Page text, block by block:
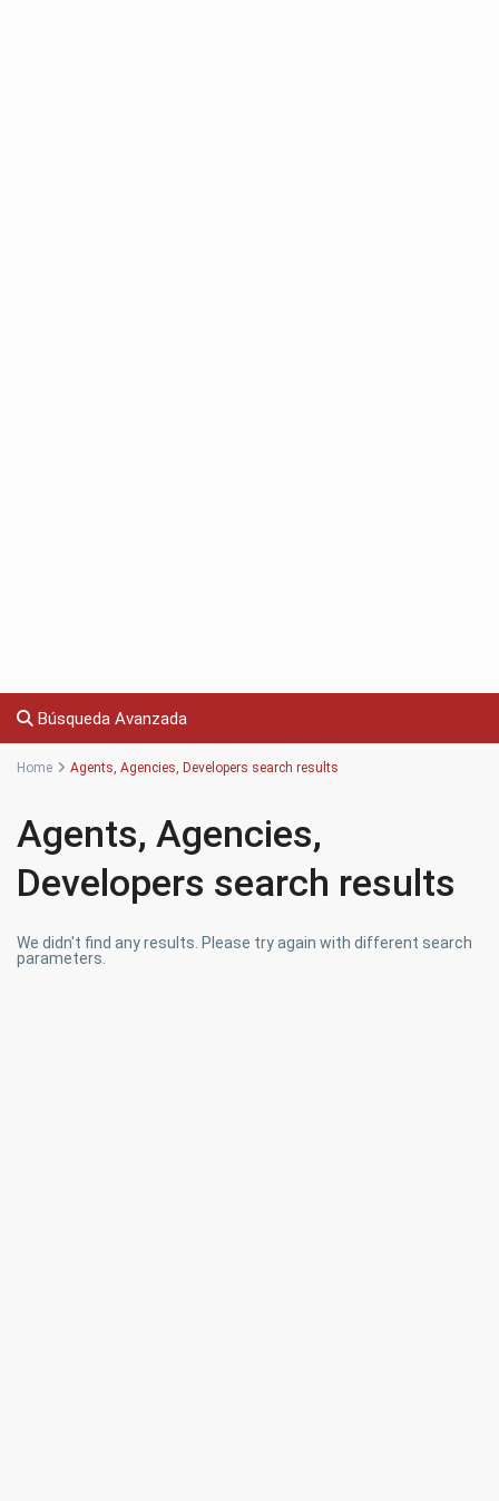
Búsqueda Avanzada
Home Agents, Agencies, Developers search results
Agents, Agencies,
Developers search results
We didn't find any results. Please try again with different search
parameters.